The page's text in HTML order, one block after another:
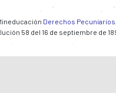
Derechos
58 del 16 de septiembre de